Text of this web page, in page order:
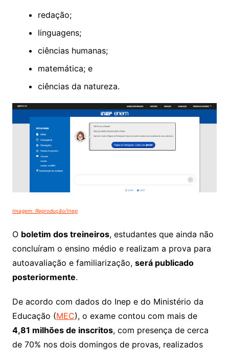
redação;
linguagens;
ciências humanas;
matemática; e
ciências da natureza.
Imagem: Reprodução/Inep
O boletim dos treineiros, estudantes que ainda não
concluíram o ensino médio e realizam a prova para
autoavaliação e familiarização, será publicado
posteriormente.
De acordo com dados do Inep e do Ministério da
Educação (MEC), o exame contou com mais de
4,81 milhões de inscritos, com presença de cerca
de 70% nos dois domingos de provas, realizados